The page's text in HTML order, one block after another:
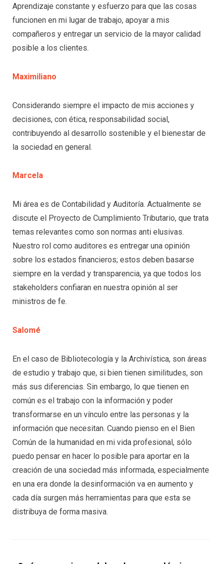
Aprendizaje constante y esfuerzo para que las cosas
funcionen en mi lugar de trabajo, apoyar a mis
compañeros y entregar un servicio de la mayor calidad
posible a los clientes.
Maximiliano
Considerando siempre el impacto de mis acciones y
decisiones, con ética, responsabilidad social,
contribuyendo al desarrollo sostenible y el bienestar de
la sociedad en general.
Marcela
Mi área es de Contabilidad y Auditoría. Actualmente se
discute el Proyecto de Cumplimiento Tributario, que trata
temas relevantes como son normas anti elusivas.
Nuestro rol como auditores es entregar una opinión
sobre los estados financieros; estos deben basarse
siempre en la verdad y transparencia, ya que todos los
stakeholders confiaran en nuestra opinión al ser
ministros de fe.
Salomé
En el caso de Bibliotecología y la Archivística, son áreas
de estudio y trabajo que, si bien tienen similitudes, son
más sus diferencias. Sin embargo, lo que tienen en
común es el trabajo con la información y poder
transformarse en un vínculo entre las personas y la
información que necesitan. Cuando pienso en el Bien
Común de la humanidad en mi vida profesional, sólo
puedo pensar en hacer lo posible para aportar en la
creación de una sociedad más informada, especialmente
en una era donde la desinformación va en aumento y
cada día surgen más herramientas para que esta se
distribuya de forma masiva.